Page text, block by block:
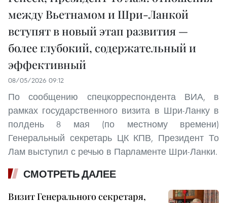
между Вьетнамом и Шри-Ланкой
вступят в новый этап развития —
более глубокий, содержательный и
эффективный
08/05/2026 09:12
По сообщению спецкорреспондента ВИА, в
рамках государственного визита в Шри-Ланку в
полдень 8 мая (по местному времени)
Генеральный секретарь ЦК КПВ, Президент То
Лам выступил с речью в Парламенте Шри-Ланки.
СМОТРЕТЬ ДАЛЕЕ
Визит Генерального секретаря,